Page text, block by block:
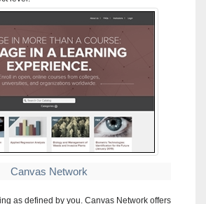
Canvas Network
as defined by you. Canvas Network offers